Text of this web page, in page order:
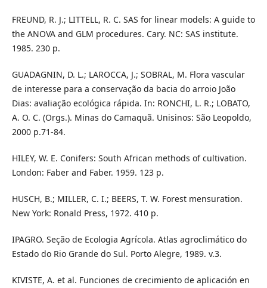
FREUND, R. J.; LITTELL, R. C. SAS for linear models: A guide to
the ANOVA and GLM procedures. Cary. NC: SAS institute.
1985. 230 p.
GUADAGNIN, D. L.; LAROCCA, J.; SOBRAL, M. Flora vascular
de interesse para a conservação da bacia do arroio João
Dias: avaliação ecológica rápida. In: RONCHI, L. R.; LOBATO,
A. O. C. (Orgs.). Minas do Camaquã. Unisinos: São Leopoldo,
2000 p.71-84.
HILEY, W. E. Conifers: South African methods of cultivation.
London: Faber and Faber. 1959. 123 p.
HUSCH, B.; MILLER, C. I.; BEERS, T. W. Forest mensuration.
New York: Ronald Press, 1972. 410 p.
IPAGRO. Seção de Ecologia Agrícola. Atlas agroclimático do
Estado do Rio Grande do Sul. Porto Alegre, 1989. v.3.
KIVISTE, A. et al. Funciones de crecimiento de aplicación en